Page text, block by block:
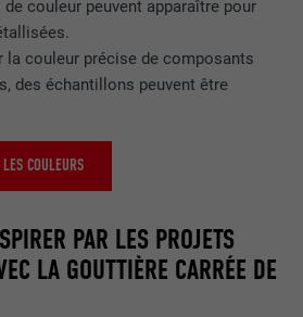
couleur peuvent apparaître pour
la couleur précise de composants
des échantillons peuvent être
COULEURS
PAR LES PROJETS
LA GOUTTIÈRE CARRÉE DE